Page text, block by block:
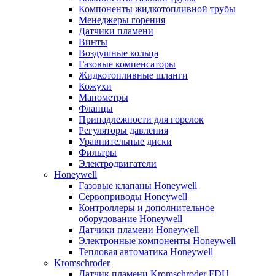
Компоненты жидкотопливной трубы
Менеджеры горения
Датчики пламени
Винты
Воздушные кольца
Газовые компенсаторы
Жидкотопливные шланги
Кожухи
Манометры
Фланцы
Принадлежности для горелок
Регуляторы давления
Уравнительные диски
Фильтры
Электродвигатели
Honeywell
Газовые клапаны Honeywell
Сервоприводы Honeywell
Контроллеры и дополнительное
оборудование Honeywell
Датчики пламени Honeywell
Электронные компоненты Honeywell
Тепловая автоматика Honeywell
Kromschroder
Датчик пламени Kromschroder FDU